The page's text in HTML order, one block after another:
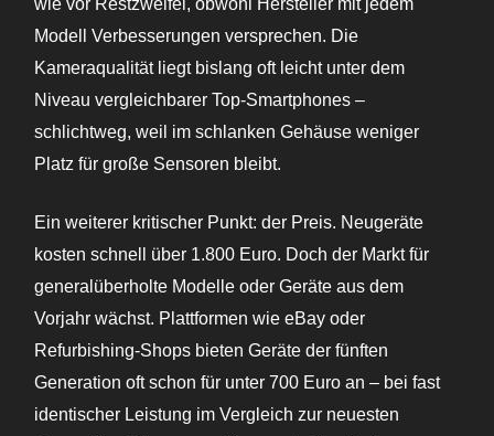
wie vor Restzweifel, obwohl Hersteller mit jedem
Modell Verbesserungen versprechen. Die
Kameraqualität liegt bislang oft leicht unter dem
Niveau vergleichbarer Top-Smartphones –
schlichtweg, weil im schlanken Gehäuse weniger
Platz für große Sensoren bleibt.
Ein weiterer kritischer Punkt: der Preis. Neugeräte
kosten schnell über 1.800 Euro. Doch der Markt für
generalüberholte Modelle oder Geräte aus dem
Vorjahr wächst. Plattformen wie eBay oder
Refurbishing-Shops bieten Geräte der fünften
Generation oft schon für unter 700 Euro an – bei fast
identischer Leistung im Vergleich zur neuesten